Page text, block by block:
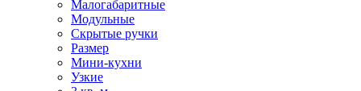
Малогабаритные
Модульные
Скрытые ручки
Размер
Мини-кухни
Узкие